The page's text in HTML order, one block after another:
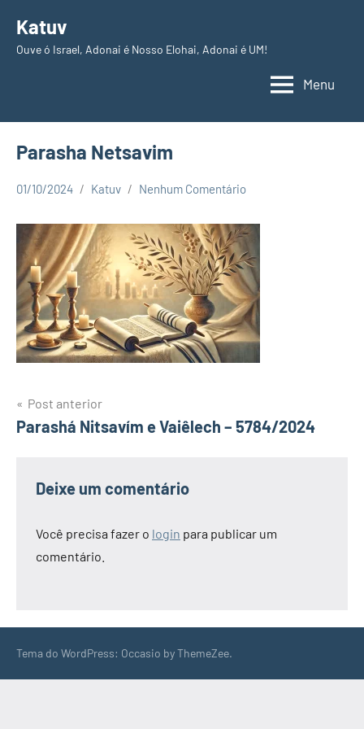
paraKatuv
Ouve ó Israel, Adonai é Nosso Elohai, Adonai é UM!
Menu
Parasha Netsavim
01/10/2024 Katuv Nenhum Comentário
Navegação
de
Post anterior
Parashá Nitsavím e Vaiêlech – 5784/2024
Deixe um comentário
Você precisa fazer o login para publicar um
comentário.
Tema do WordPress: Occasio by ThemeZee.